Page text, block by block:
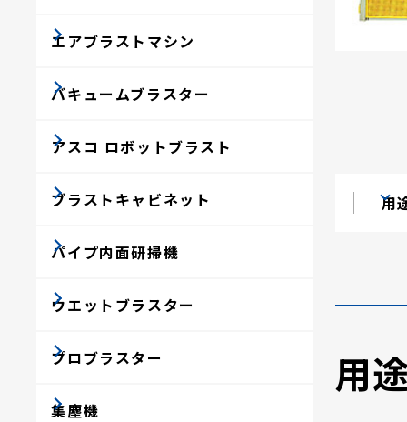
用
用
エアブラストマシン
バキュームブラスター
アスコ ロボットブラスト
ブラストキャビネット
パイプ内面研掃機
ウエットブラスター
プロブラスター
集塵機